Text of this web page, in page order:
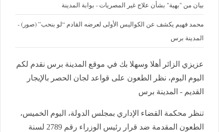
بيان من "بهية" بشأن علاج غير المصريات - بوابة المدينة
محمد فهيم يكشف عن الكواليس الأولى لعرضه القادم “لو بنحب” (صور) -
المدينة برس
عزيزي الزائر أهلا وسهلا بك في موقع المدينة برس نقدم لكم
اليوم اليوم، نظر الطعون على قواعد لجان الحصر بالإيجار
القديم - المدينة برس
تنظر محكمة القضاء الإداري بمجلس الدولة، اليوم الخميس،
الطعون المقدمة ضد قرار رئيس الوزراء رقم 2789 لسنة